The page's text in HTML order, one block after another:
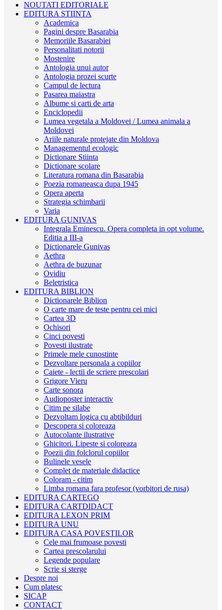
NOUTATI EDITORIALE
EDITURA STIINTA
Academica
Pagini despre Basarabia
Memoriile Basarabiei
Personalitati notorii
Mostenire
Antologia unui autor
Antologia prozei scurte
Campul de lectura
Pasarea maiastra
Albume si carti de arta
Enciclopedii
Lumea vegetala a Moldovei / Lumea animala a
Moldovei
Ariile naturale protejate din Moldova
Managementul ecologic
Dictionare Stiinta
Dictionare scolare
Literatura romana din Basarabia
Poezia romaneasca dupa 1945
Opera aperta
Strategia schimbarii
Varia
EDITURA GUNIVAS
Integrala Eminescu. Opera completa in opt volume.
Editia a III-a
Dictionarele Gunivas
Aethra
Aethra de buzunar
Ovidiu
Beletristica
EDITURA BIBLION
Dictionarele Biblion
O carte mare de teste pentru cei mici
Cartea 3D
Ochisori
Cinci povesti
Povesti ilustrate
Primele mele cunostinte
Dezvoltare personala a copiilor
Caiete - lectii de scriere prescolari
Grigore Vieru
Carte sonora
Audioposter interactiv
Citim pe silabe
Dezvoltam logica cu abtibilduri
Descopera si coloreaza
Autocolante ilustrative
Ghicitori. Lipeste si coloreaza
Poezii din folclorul copiilor
Bulinele vesele
Complet de materiale didactice
Coloram - citim
Limba romana fara profesor (vorbitori de rusa)
EDITURA CARTEGO
EDITURA CARTDIDACT
EDITURA LEXON PRIM
EDITURA UNU
EDITURA CASA POVESTILOR
Cele mai frumoase povesti
Cartea prescolarului
Legende populare
Scrie si sterge
Despre noi
Cum platesc
SICAP
CONTACT